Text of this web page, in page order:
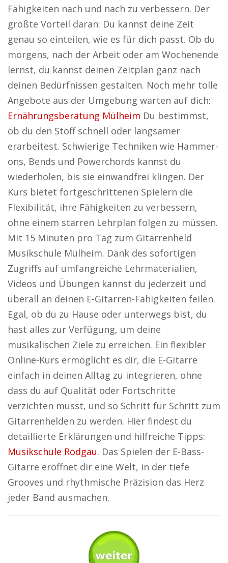
Fähigkeiten nach und nach zu verbessern. Der
größte Vorteil daran: Du kannst deine Zeit
genau so einteilen, wie es für dich passt. Ob du
morgens, nach der Arbeit oder am Wochenende
lernst, du kannst deinen Zeitplan ganz nach
deinen Bedürfnissen gestalten. Noch mehr tolle
Angebote aus der Umgebung warten auf dich:
Ernährungsberatung Mülheim Du bestimmst,
ob du den Stoff schnell oder langsamer
erarbeitest. Schwierige Techniken wie Hammer-
ons, Bends und Powerchords kannst du
wiederholen, bis sie einwandfrei klingen. Der
Kurs bietet fortgeschrittenen Spielern die
Flexibilität, ihre Fähigkeiten zu verbessern,
ohne einem starren Lehrplan folgen zu müssen.
Mit 15 Minuten pro Tag zum Gitarrenheld
Musikschule Mülheim. Dank des sofortigen
Zugriffs auf umfangreiche Lehrmaterialien,
Videos und Übungen kannst du jederzeit und
überall an deinen E-Gitarren-Fähigkeiten feilen.
Egal, ob du zu Hause oder unterwegs bist, du
hast alles zur Verfügung, um deine
musikalischen Ziele zu erreichen. Ein flexibler
Online-Kurs ermöglicht es dir, die E-Gitarre
einfach in deinen Alltag zu integrieren, ohne
dass du auf Qualität oder Fortschritte
verzichten musst, und so Schritt für Schritt zum
Gitarrenhelden zu werden. Hier findest du
detaillierte Erklärungen und hilfreiche Tipps:
Musikschule Rodgau. Das Spielen der E-Bass-
Gitarre eröffnet dir eine Welt, in der tiefe
Grooves und rhythmische Präzision das Herz
jeder Band ausmachen.